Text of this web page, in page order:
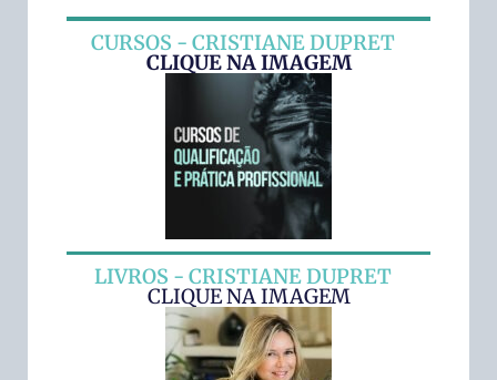
CURSOS - CRISTIANE DUPRET
CLIQUE NA IMAGEM
LIVROS - CRISTIANE DUPRET
CLIQUE NA IMAGEM